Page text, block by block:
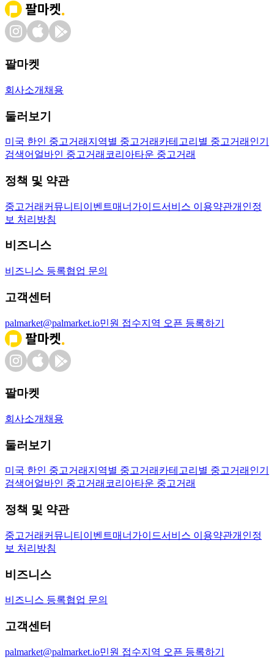
팔마켓
회사소개 채용
둘러보기
미국 한인 중고거래 지역별 중고거래 카테고리별 중고거래 인기
검색어 얼바인 중고거래 코리아타운 중고거래
정책 및 약관
중고거래 커뮤니티 이벤트매너가이드서비스 이용약관개인정
보 처리방침
비즈니스
비즈니스 등록협업 문의
고객센터
palmarket@palmarket.io민원 접수지역 오픈 등록하기
팔마켓
회사소개 채용
둘러보기
미국 한인 중고거래 지역별 중고거래 카테고리별 중고거래 인기
검색어 얼바인 중고거래 코리아타운 중고거래
정책 및 약관
중고거래 커뮤니티 이벤트매너가이드서비스 이용약관개인정
보 처리방침
비즈니스
비즈니스 등록협업 문의
고객센터
palmarket@palmarket.io민원 접수지역 오픈 등록하기